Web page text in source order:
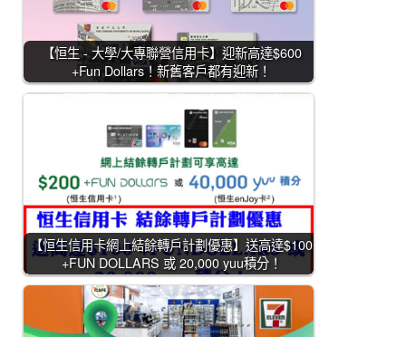
【恒生 - 大學/大專聯營信用卡】迎新高達$600
+Fun Dollars！新舊客戶都有迎新！
【恒生信用卡網上結餘轉戶計劃優惠】送高達$100
+FUN DOLLARS 或 20,000 yuu積分！